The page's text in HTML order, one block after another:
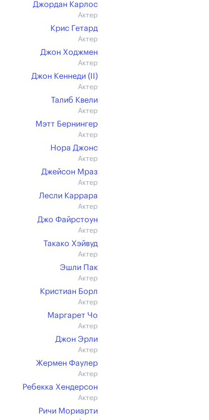
Джордан Карлос
Актер
Крис Гетард
Актер
Джон Ходжмен
Актер
Джон Кеннеди (II)
Актер
Талиб Квели
Актер
Мэтт Бернингер
Актер
Нора Джонс
Актер
Джейсон Мраз
Актер
Лесли Каррара
Актер
Джо Файрстоун
Актер
Такако Хэйвуд
Актер
Эшли Пак
Актер
Кристиан Борл
Актер
Маргарет Чо
Актер
Джон Эрли
Актер
Жермен Фаулер
Актер
Ребекка Хендерсон
Актер
Ричи Мориарти